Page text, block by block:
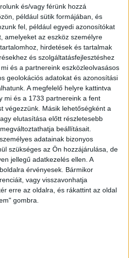
és/vagy férünk hozzá
például sütik formájában, és
fel, például egyedi azonosítókat
amelyeket az eszköz személyre
hirdetések és tartalmak
és szolgáltatásfejlesztéshez
és a partnereink eszközleolvasásos
geolokációs adatokat és azonosítási
A megfelelő helyre kattintva
mi és a 1733 partnereink a fent
végezzünk. Másik lehetőségként a
elutasítása előtt részletesebb
beállításait.
adatainak bizonyos
szükséges az Ön hozzájárulása, de
jellegű adatkezelés ellen. A
érvényesek. Bármikor
vagy visszavonhatja
erre az oldalra, és rákattint az oldal
gombra.
CCA-díjra jelöltek –, valamint a
Akirát. A forgatókönyvet
jegyzik. A producerek Eddie
(Sight Unseen Pictures),
(Knockonwood).
készült „Bérelt család” a
a közönség és a
sikert aratott. A Torontói
tartott világpremierjét
nyert többek között a
hawaii és heartlandi
„egyetemes hatásúnak”
„meghatónak és
The Hollywood Reporter)
oldalon „Verified Hot”
Popcornmeter értékeléssel, és